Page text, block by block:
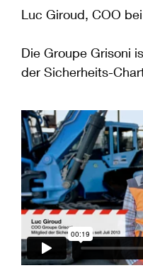
Luc Giroud, COO
Die Groupe Grisoni
der Sicherheits-